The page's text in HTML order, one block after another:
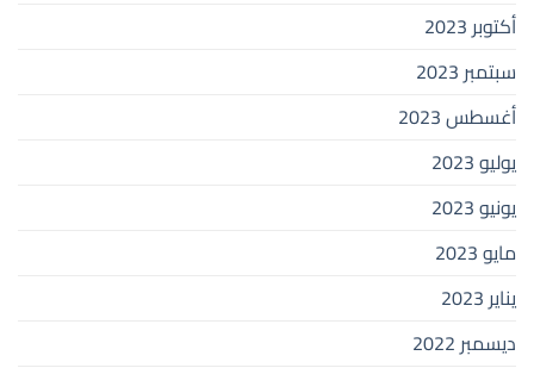
أكتوبر 2023
سبتمبر 2023
أغسطس 2023
يوليو 2023
يونيو 2023
مايو 2023
يناير 2023
ديسمبر 2022